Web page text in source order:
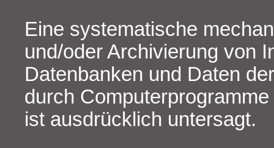
Eine systematische
und/oder Archivierung von
Datenbanken und Daten
durch
ist ausdrücklich untersagt.